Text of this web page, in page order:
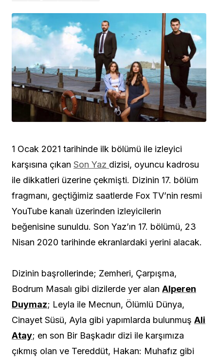
1 Ocak 2021 tarihinde ilk bölümü ile izleyici
karşısına çıkan Son Yaz dizisi, oyuncu kadrosu
ile dikkatleri üzerine çekmişti. Dizinin 17. bölüm
fragmanı, geçtiğimiz saatlerde Fox TV’nin resmi
YouTube kanalı üzerinden izleyicilerin
beğenisine sunuldu. Son Yaz’ın 17. bölümü, 23
Nisan 2020 tarihinde ekranlardaki yerini alacak.
Dizinin başrollerinde; Zemheri, Çarpışma,
Bodrum Masalı gibi dizilerde yer alan Alperen
Duymaz; Leyla ile Mecnun, Ölümlü Dünya,
Cinayet Süsü, Ayla gibi yapımlarda bulunmuş Ali
Atay; en son Bir Başkadır dizi ile karşımıza
çıkmış olan ve Tereddüt, Hakan: Muhafız gibi